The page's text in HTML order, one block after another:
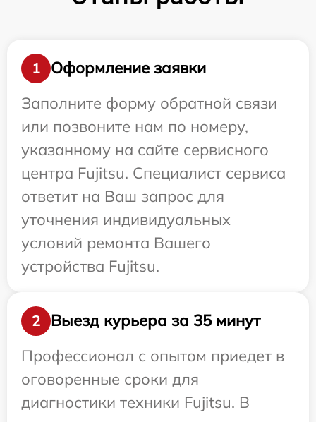
1
Оформление заявки
Заполните форму обратной связи
или позвоните нам по номеру,
указанному на сайте сервисного
центра Fujitsu. Специалист сервиса
ответит на Ваш запрос для
уточнения индивидуальных
условий ремонта Вашего
устройства Fujitsu.
2
Выезд курьера за 35 минут
Профессионал с опытом приедет в
оговоренные сроки для
диагностики техники Fujitsu. В